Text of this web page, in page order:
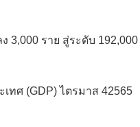
3,000 ราย สู่ระดับ 192,000
ศ (GDP) ไตรมาส 42565